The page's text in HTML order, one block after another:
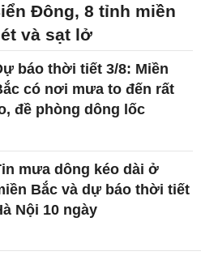
Đông, 8 tỉnh miền
và sạt lở
báo thời tiết 3/8: Miền
có nơi mưa to đến rất
đề phòng dông lốc
mưa dông kéo dài ở
Bắc và dự báo thời tiết
Nội 10 ngày